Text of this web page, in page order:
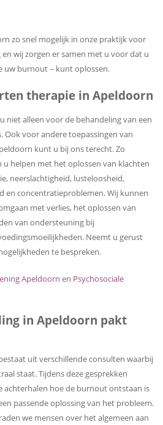
zo snel mogelijk in onze praktijk voor
wij zorgen er samen met u voor dat u
uw burnout – kunt oplossen.
therapie in Apeldoorn
niet alleen voor de behandeling van een
Ook voor andere toepassingen van
kunt u bij ons terecht. Zo
helpen met het oplossen van klachten
neerslachtigheid, lusteloosheid,
en concentratieproblemen. Wij kunnen
met verlies, het oplossen van
van ondersteuning bij
Neemt u gerust
te bespreken.
Apeldoorn en Psychosociale
in Apeldoorn pakt
uit verschillende consulten waarbij
staat. Tijdens deze gesprekken
achterhalen hoe de burnout ontstaan is
passende oplossing van het probleem.
we mensen over het algemeen aan